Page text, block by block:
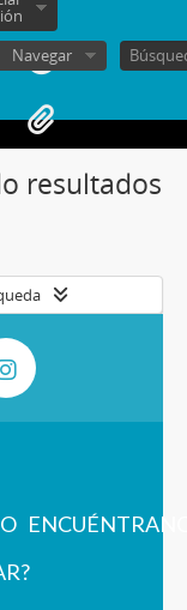
Navegar
resultados